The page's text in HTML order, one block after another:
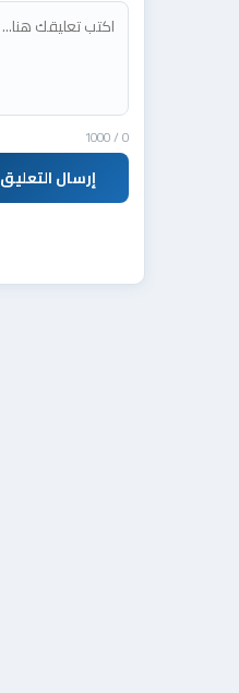
0
/ 1000
إرسال التعليق